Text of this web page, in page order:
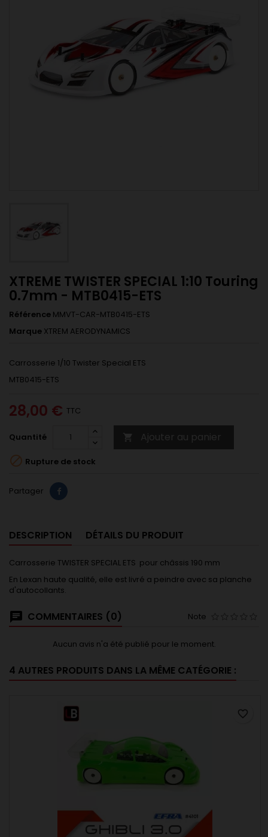
XTREME TWISTER SPECIAL 1:10 Touring
0.7mm - MTB0415-ETS
Référence MMVT-CAR-MTB0415-ETS
Marque XTREM AERODYNAMICS
Carrosserie 1/10 Twister Special ETS
MTB0415-ETS
28,00 € TTC
Quantité  Ajouter au panier
 Rupture de stock
Partager
DESCRIPTION DÉTAILS DU PRODUIT
Carrosserie TWISTER SPECIAL ETS pour châssis 190 mm
En Lexan haute qualité, elle est livré a peindre avec sa planche
d'autocollants.
COMMENTAIRES (0) Note
Aucun avis n'a été publié pour le moment.
4 AUTRES PRODUITS DANS LA MÊME CATÉGORIE :
favorite_border